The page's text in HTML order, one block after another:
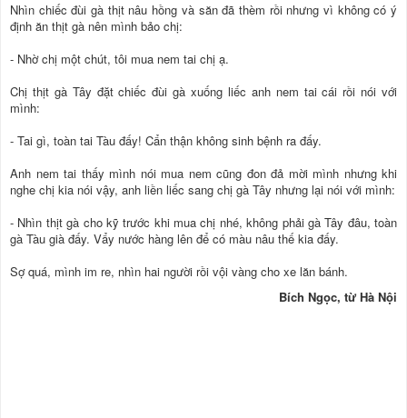
Nhìn chiếc đùi gà thịt nâu hồng và săn đã thèm rồi nhưng vì không có ý
định ăn thịt gà nên mình bảo chị:
- Nhờ chị một chút, tôi mua nem tai chị ạ.
Chị thịt gà Tây đặt chiếc đùi gà xuống liếc anh nem tai cái rồi nói với
mình:
- Tai gì, toàn tai Tàu đấy! Cẩn thận không sinh bệnh ra đấy.
Anh nem tai thấy mình nói mua nem cũng đon đả mời mình nhưng khi
nghe chị kia nói vậy, anh liền liếc sang chị gà Tây nhưng lại nói với mình:
- Nhìn thịt gà cho kỹ trước khi mua chị nhé, không phải gà Tây đâu, toàn
gà Tàu già đấy. Vẩy nước hàng lên để có màu nâu thế kia đấy.
Sợ quá, mình im re, nhìn hai người rồi vội vàng cho xe lăn bánh.
Bích Ngọc, từ Hà Nội